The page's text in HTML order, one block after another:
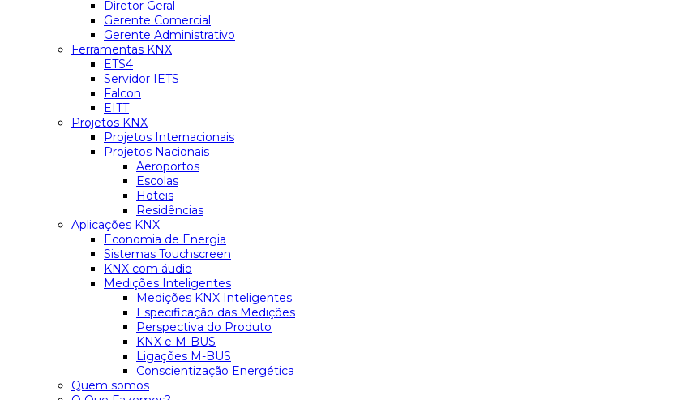
Diretor Geral
Gerente Comercial
Gerente Administrativo
Ferramentas KNX
ETS4
Servidor IETS
Falcon
EITT
Projetos KNX
Projetos Internacionais
Projetos Nacionais
Aeroportos
Escolas
Hoteis
Residências
Aplicações KNX
Economia de Energia
Sistemas Touchscreen
KNX com áudio
Medições Inteligentes
Medições KNX Inteligentes
Especificação das Medições
Perspectiva do Produto
KNX e M-BUS
Ligações M-BUS
Conscientização Energética
Quem somos